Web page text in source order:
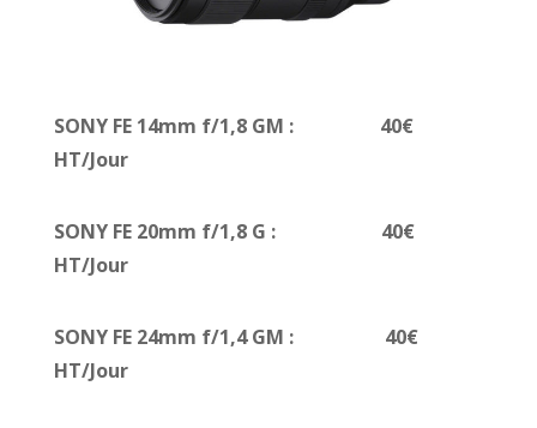
SONY FE 14mm f/1,8 GM : 40€
HT/Jour
SONY FE 20mm f/1,8 G : 40€
HT/Jour
SONY FE 24mm f/1,4 GM : 40€
HT/Jour